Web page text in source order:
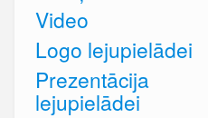
Video
Logo lejupielādei
Prezentācija
lejupielādei